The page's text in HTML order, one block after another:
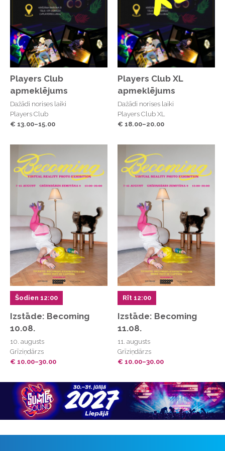
Pasākumu organizē – BASP, RISEBA SP, Krīvu padome
Players Club
apmeklējums
Dažādi norises laiki
Players Club
€ 13.00–15.00
Players Club XL
apmeklējums
Dažādi norises laiki
Players Club XL
€ 18.00–20.00
Šodien 12:00
Izstāde: Becoming
10.08.
10. augusts
Grīziņdārzs
€ 10.00–30.00
Rīt 12:00
Izstāde: Becoming
11.08.
11. augusts
Grīziņdārzs
€ 10.00–30.00